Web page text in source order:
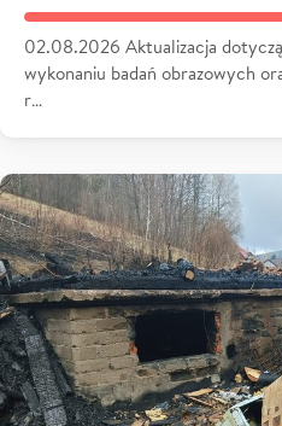
02.08.2026 Aktualizacja
wykonaniu badań obrazowych
r…